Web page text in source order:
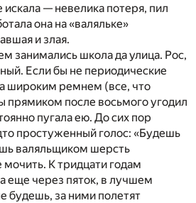
искала — невелика потеря, пил
она на «валяльке»
и злая.
занимались школа да улица. Рос,
Если бы не периодические
широким ремнем (все, что
прямиком после восьмого угодил
пугала ею. До сих пор
простуженный голос: «Будешь
валяльщиком шерсть
К тридцати годам
еще через пяток, в лучшем
будешь, за ними полетят